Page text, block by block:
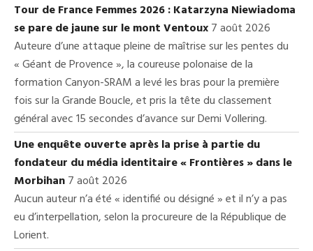
Tour de France Femmes 2026 : Katarzyna Niewiadoma
se pare de jaune sur le mont Ventoux7 août 2026
Auteure d’une attaque pleine de maîtrise sur les pentes du
« Géant de Provence », la coureuse polonaise de la
formation Canyon-SRAM a levé les bras pour la première
fois sur la Grande Boucle, et pris la tête du classement
général avec 15 secondes d’avance sur Demi Vollering.
Une enquête ouverte après la prise à partie du
fondateur du média identitaire « Frontières » dans le
Morbihan7 août 2026
Aucun auteur n’a été « identifié ou désigné » et il n’y a pas
eu d’interpellation, selon la procureure de la République de
Lorient.